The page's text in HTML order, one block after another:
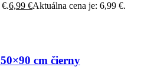
6,99 €Aktuálna cena je: 6,99 €.
cm čierny